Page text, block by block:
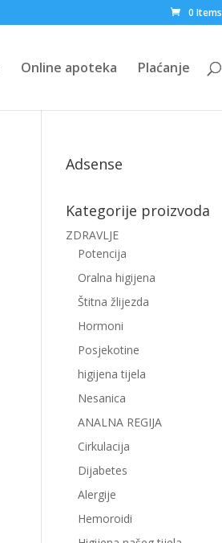
0 Items
Online apoteka Plaćanje
Adsense
Kategorije proizvoda
ZDRAVLJE
Potencija
Oralna higijena
Štitna žlijezda
Hormoni
Posjekotine
higijena tijela
Nesanica
ANALNA REGIJA
Cirkulacija
Dijabetes
Alergije
Hemoroidi